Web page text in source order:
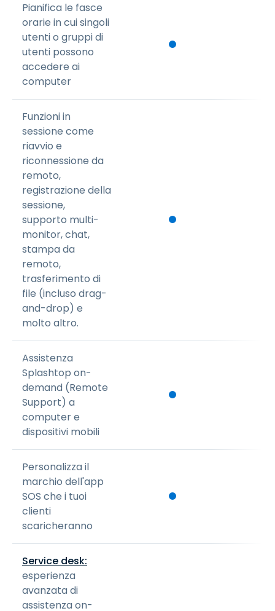
Pianifica le fasce
orarie in cui singoli
utenti o gruppi di
utenti possono
accedere ai
computer
Funzioni in
sessione come
riavvio e
riconnessione da
remoto,
registrazione della
sessione,
supporto multi-
monitor, chat,
stampa da
remoto,
trasferimento di
file (incluso drag-
and-drop) e
molto altro.
Assistenza
Splashtop on-
demand (Remote
Support) a
computer e
dispositivi mobili
Personalizza il
marchio dell'app
SOS che i tuoi
clienti
scaricheranno
Service desk:
esperienza
avanzata di
assistenza on-